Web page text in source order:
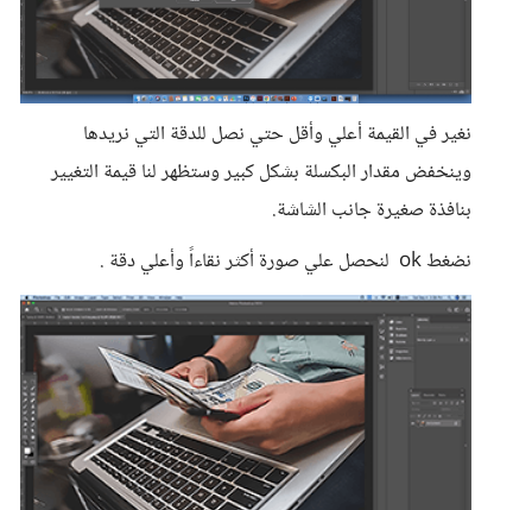
نغير في القيمة أعلي وأقل حتي نصل للدقة التي نريدها
وينخفض مقدار البكسلة بشكل كبير وستظهر لنا قيمة التغيير
بنافذة صغيرة جانب الشاشة.
نضغط ok لنحصل علي صورة أكثر نقاءاً وأعلي دقة .